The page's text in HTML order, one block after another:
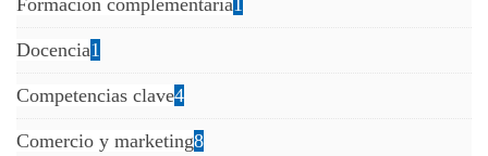
Formación complementaria1
Docencia1
Competencias clave4
Comercio y marketing8